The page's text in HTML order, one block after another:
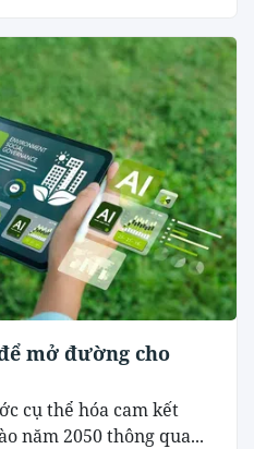
mở đường cho
cụ thể hóa cam kết
năm 2050 thông qua...